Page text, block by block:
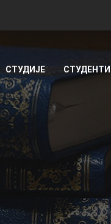
СТУДИЈЕ СТУДЕНТИ